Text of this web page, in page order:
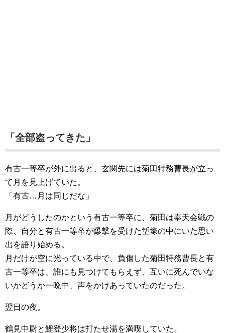
「全部盗ってきた」
有古一等卒が外に出ると、玄関先には菊田特務曹長が立っ
て月を見上げていた。
「有古…月は同じだな」
月がどうしたのかという有古一等卒に、菊田は奉天会戦の
際、自分と有古一等卒が爆撃を受けた塹壕の中にいた思い
出を語り始める。
月だけが空に光っている中で、負傷した菊田特務曹長と有
古一等卒は、誰にも見つけてもらえず、互いに死んでいな
いかどうか一晩中、声をかけあっていたのだった。
翌日の夜。
鶴見中尉と鯉登少将は打たせ湯を満喫していた。